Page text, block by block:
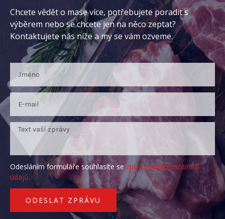
Chcete vědět o mase více, potřebujete poradit s
výběrem nebo se chcete jen na něco zeptat?
Kontaktujete nás níže a my se vám ozveme.
Odesláním formuláře souhlasíte sezpracováním osobních
údajů.
ODESLAT ZPRÁVU